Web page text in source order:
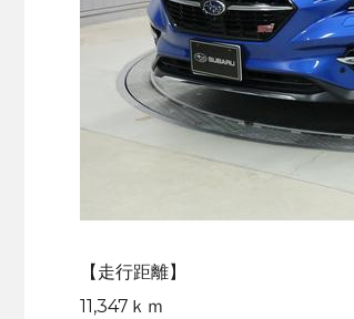
【走行距離】
11,347ｋｍ